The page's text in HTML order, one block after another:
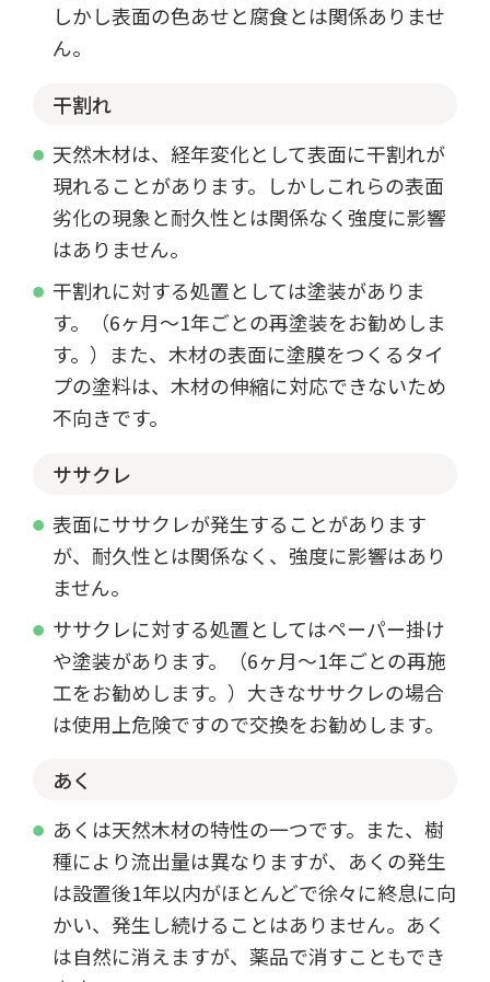
しかし表面の色あせと腐食とは関係ありませ
ん。
干割れ
天然木材は、経年変化として表面に干割れが
現れることがあります。しかしこれらの表面
劣化の現象と耐久性とは関係なく強度に影響
はありません。
干割れに対する処置としては塗装がありま
す。（6ヶ月～1年ごとの再塗装をお勧めしま
す。）また、木材の表面に塗膜をつくるタイ
プの塗料は、木材の伸縮に対応できないため
不向きです。
ササクレ
表面にササクレが発生することがあります
が、耐久性とは関係なく、強度に影響はあり
ません。
ササクレに対する処置としてはペーパー掛け
や塗装があります。（6ヶ月～1年ごとの再施
工をお勧めします。）大きなササクレの場合
は使用上危険ですので交換をお勧めします。
あく
あくは天然木材の特性の一つです。また、樹
種により流出量は異なりますが、あくの発生
は設置後1年以内がほとんどで徐々に終息に向
かい、発生し続けることはありません。あく
は自然に消えますが、薬品で消すこともでき